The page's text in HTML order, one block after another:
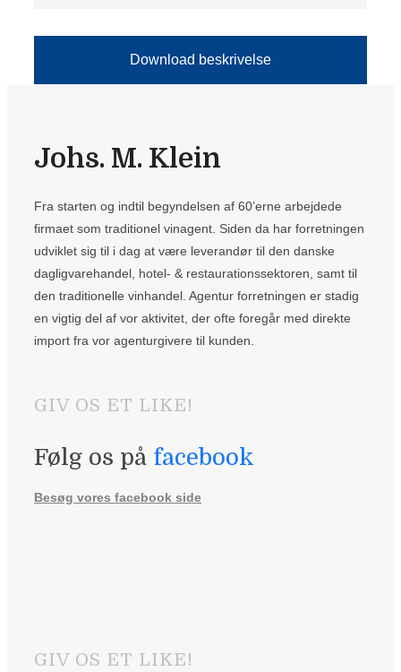
Download beskrivelse
Johs. M. Klein
Fra starten og indtil begyndelsen af 60’erne arbejdede
firmaet som traditionel vinagent. Siden da har forretningen
udviklet sig til i dag at være leverandør til den danske
dagligvarehandel, hotel- & restaurationssektoren, samt til
den traditionelle vinhandel. Agentur forretningen er stadig
en vigtig del af vor aktivitet, der ofte foregår med direkte
import fra vor agenturgivere til kunden.
GIV OS ET LIKE!
Følg os på facebook
Besøg vores facebook side
GIV OS ET LIKE!